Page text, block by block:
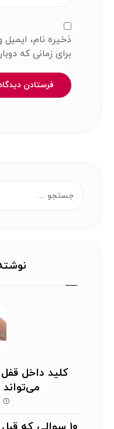
ذخیره نام،
برای زمانی که
فرستادن
کلید داخل